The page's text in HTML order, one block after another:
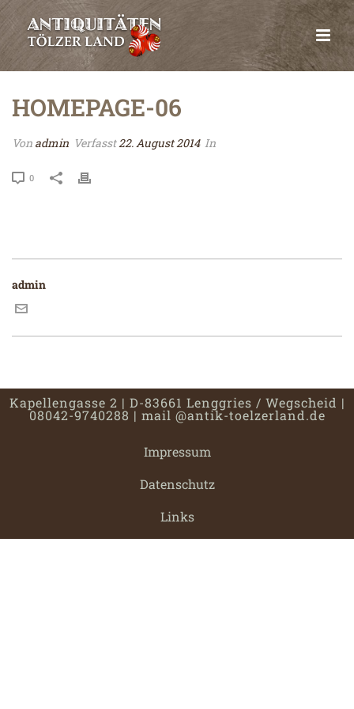
HOMEPAGE-06
Von admin Verfasst22. August 2014 In
0
admin
Kapellengasse 2 | D-83661 Lenggries / Wegscheid |
08042-9740288 | mail @antik-toelzerland.de
Impressum
Datenschutz
Links